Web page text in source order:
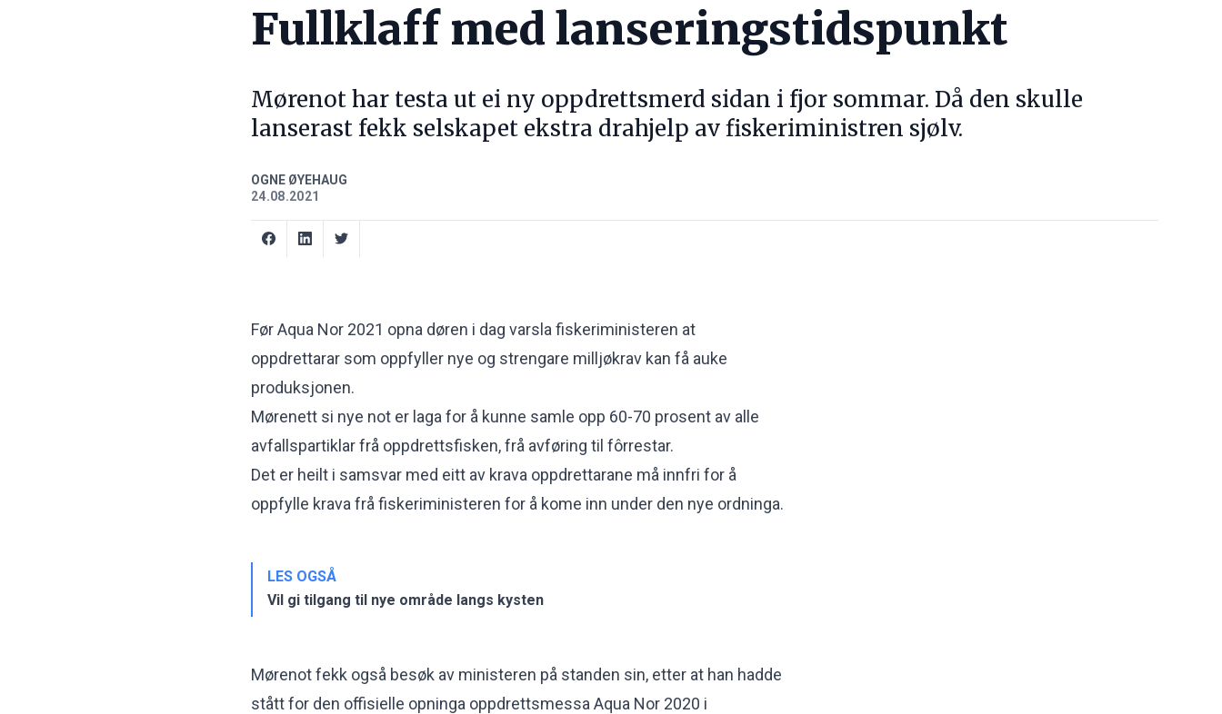
Fullklaff med lanseringstidspunkt
Mørenot har testa ut ei ny oppdrettsmerd sidan i fjor sommar. Då den skulle
lanserast fekk selskapet ekstra drahjelp av fiskeriministren sjølv.
OGNE ØYEHAUG
24.08.2021
Før Aqua Nor 2021 opna døren i dag varsla fiskeriministeren at
oppdrettarar som oppfyller nye og strengare milljøkrav kan få auke
produksjonen.
Mørenett si nye not er laga for å kunne samle opp 60-70 prosent av alle
avfallspartiklar frå oppdrettsfisken, frå avføring til fôrrestar.
Det er heilt i samsvar med eitt av krava oppdrettarane må innfri for å
oppfylle krava frå fiskeriministeren for å kome inn under den nye ordninga.
LES OGSÅ
Vil gi tilgang til nye område langs kysten
Mørenot fekk også besøk av ministeren på standen sin, etter at han hadde
stått for den offisielle opninga oppdrettsmessa Aqua Nor 2020 i